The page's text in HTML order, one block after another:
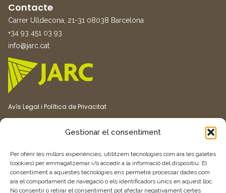
Gestionar el consentiment
Per oferir les millors experiències, utilitzem tecnologies com ara les galetes
(cookies) per emmagatzemar i/o accedir a la informació del dispositiu. El
consentiment a aquestes tecnologies ens permetrà processar dades com
ara el comportament de navegació o els identificadors únics en aquest lloc.
No consentir o retirar el consentiment pot afectar negativament certes
Contacte
Carrer Ulldecona, 21-31 08038 Barcelona
+34 93 451 03 93
info@jarc.cat
Avís Legal i Política de Privacitat
Política de Cookies
Vull rebre més informació